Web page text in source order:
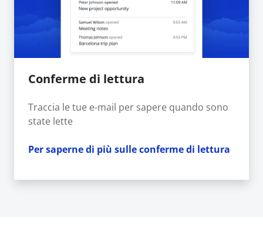
Conferme di lettura
Traccia le tue e-mail per sapere quando sono
state lette
Per saperne di più sulle conferme di lettura